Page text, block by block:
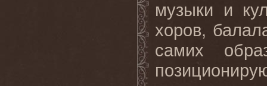
музыки и
хоров,
самих